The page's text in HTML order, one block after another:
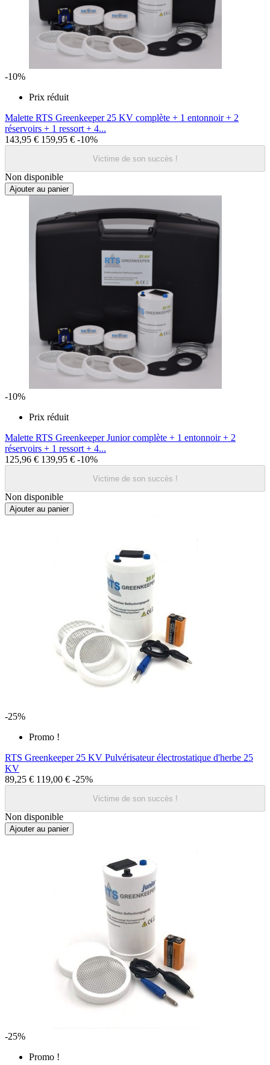
-10%
Prix réduit
Malette RTS Greenkeeper 25 KV complète + 1 entonnoir + 2
réservoirs + 1 ressort + 4...
143,95 € 159,95 € -10%
Victime de son succès !
Non disponible
Ajouter au panier
-10%
Prix réduit
Malette RTS Greenkeeper Junior complète + 1 entonnoir + 2
réservoirs + 1 ressort + 4...
125,96 € 139,95 € -10%
Victime de son succès !
Non disponible
Ajouter au panier
-25%
Promo !
RTS Greenkeeper 25 KV Pulvérisateur électrostatique d'herbe 25
KV
89,25 € 119,00 € -25%
Victime de son succès !
Non disponible
Ajouter au panier
-25%
Promo !